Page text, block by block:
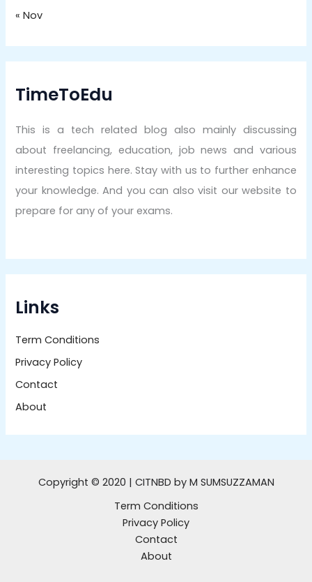
« Nov
TimeToEdu
This is a tech related blog also mainly discussing
about freelancing, education, job news and various
interesting topics here. Stay with us to further enhance
your knowledge. And you can also visit our website to
prepare for any of your exams.
Links
Term Conditions
Privacy Policy
Contact
About
Copyright © 2020 | CITNBD by M SUMSUZZAMAN
Term Conditions
Privacy Policy
Contact
About